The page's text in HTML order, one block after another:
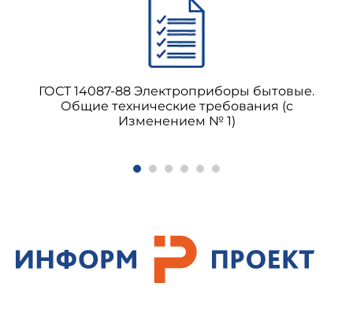
1.5. Для защиты крепежных изделий из
стали без защитных покрытий должны
применяться следующие средства временной
противокоррозионной защиты:
- противокоррозионная бумага поГОСТ
ГОСТ 14087-88 Электроприборы бытовые.
Общие технические требования (с
Изменением № 1)